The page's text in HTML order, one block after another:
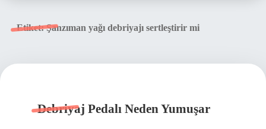
Etiket:Şanzıman yağı debriyajı sertleştirir mi
Debriyaj Pedalı Neden Yumuşar